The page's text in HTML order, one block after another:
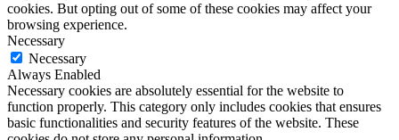
Non-necessary
Any cookies that may not be particularly necessary for the website
to function and is used specifically to collect user personal data via
analytics, ads, other embedded contents are termed as non-necessary
cookies. It is mandatory to procure user consent prior to running
these cookies on your website.
SAVE & ACCEPT